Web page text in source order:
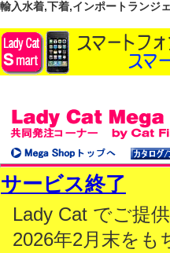
輸入水着,下着,インポートランジ
サービス終了
Lady Cat でご提
2026年2月末を